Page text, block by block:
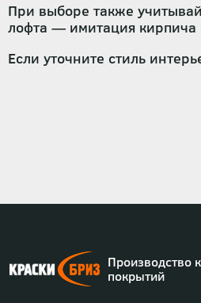
При выборе также
лофта — имитация кирпича
Если уточните стиль
Производство
покрытий